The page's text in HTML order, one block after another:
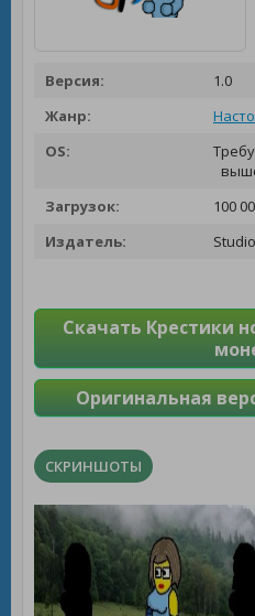
Версия:
1.0
Жанр:
OS:
Загрузок:
100
Издатель:
Скачать Крестики
Оригинальная
СКРИНШОТЫ